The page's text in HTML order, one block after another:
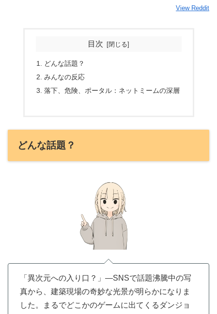
View Reddit
目次
どんな話題？
みんなの反応
落下、危険、ポータル：ネットミームの深層
どんな話題？
「異次元への入り口？」—SNSで話題沸騰中の写
真から、建築現場の奇妙な光景が明らかになりま
した。まるでどこかのゲームに出てくるダンジョ